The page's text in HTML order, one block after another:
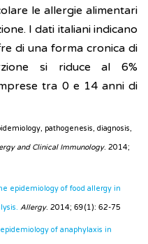
le allergie alimentari
I dati italiani indicano
di una forma cronica di
si riduce al 6%
tra 0 e 14 anni di
pathogenesis, diagnosis,
and Clinical Immunology. 2014;
epidemiology of food allergy in
Allergy. 2014; 69(1): 62-75
of anaphylaxis in